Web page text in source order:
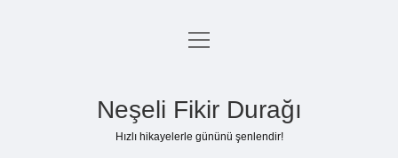
Anasayfa
menüyü
Neşeli Fikir Durağı
Hızlı hikayelerle gününü şenlendir!